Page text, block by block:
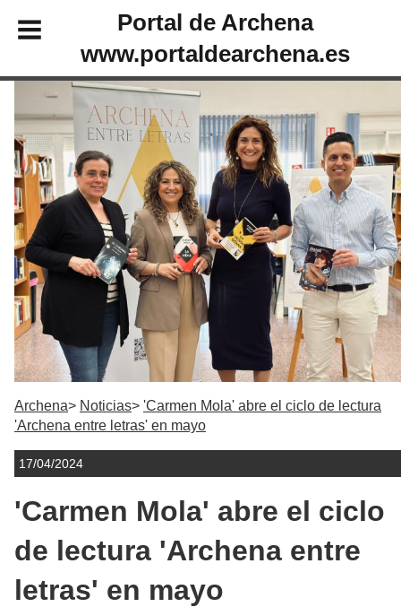
Portal de Archena
www.portaldearchena.es
Archena Noticias
'Carmen Mola' abre el ciclo de lectura
'Archena entre letras' en mayo
17/04/2024
'Carmen Mola' abre el ciclo
de lectura 'Archena entre
letras' en mayo